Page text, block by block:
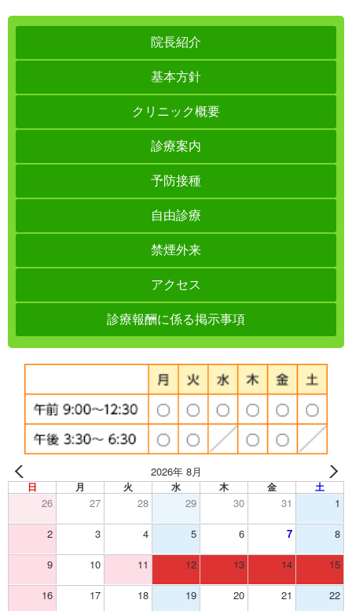
院長紹介
基本方針
クリニック概要
診療案内
予防接種
自由診療
禁煙外来
アクセス
診療報酬に係る掲示事項
2026年 8月
日 月 火 水 木 金 土
26 27 28 29 30 31 1
2 3 4 5 6 7 8
9 10 11 12 13 14 15
16 17 18 19 20 21 22